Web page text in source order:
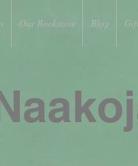
Our Bookstore Blog